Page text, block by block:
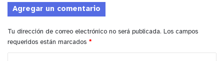
Agregar un comentario
Tu dirección de correo electrónico no será publicada. Los campos
requeridos están marcados *